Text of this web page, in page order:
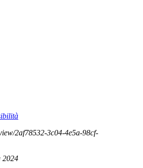
2af78532-3c04-4e5a-98cf-
2024